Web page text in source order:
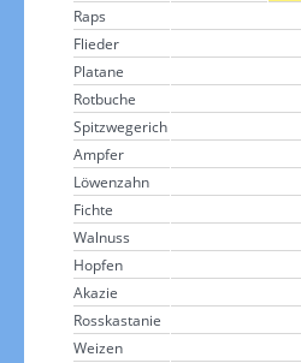
Raps
Flieder
Platane
Rotbuche
Spitzwegerich
Ampfer
Löwenzahn
Fichte
Walnuss
Hopfen
Akazie
Rosskastanie
Weizen